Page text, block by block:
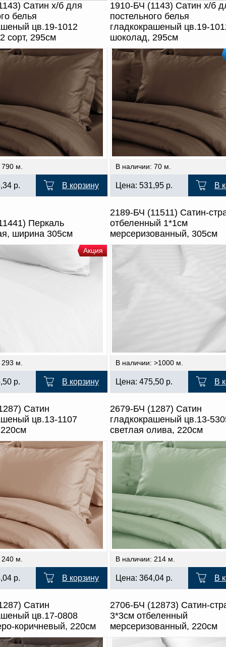
Сатин х/б для
белья
цв.19-1012
сорт, 295см
м.
р. В корзину
1910-БЧ (1143) Сатин х/б
постельного белья
гладкокрашеный цв.19-
шоколад, 295см
В наличии: 70 м.
Цена: 531,95 р. В
Перкаль
ширина 305см
Акция
м.
р. В корзину
2189-БЧ (11511) Сатин-
отбеленный 1*1см
мерсеризованный, 305см
В наличии: >1000 м.
Цена: 475,50 р. В
Сатин
цв.13-1107
м.
р. В корзину
2679-БЧ (1287) Сатин
гладкокрашеный цв.13-
светлая олива, 220см
В наличии: 214 м.
Цена: 364,04 р. В
Сатин
цв.17-0808
коричневый, 220см
2706-БЧ (12873) Сатин-
3*3см отбеленный
мерсеризованный, 220см